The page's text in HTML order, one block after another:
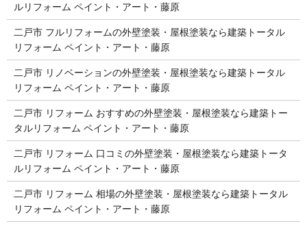
ルリフォーム ペイント・アート・藤原
二戸市 フルリフォームの外壁塗装・屋根塗装なら建築トータル
リフォーム ペイント・アート・藤原
二戸市 リノベーションの外壁塗装・屋根塗装なら建築トータル
リフォーム ペイント・アート・藤原
二戸市 リフォーム おすすめの外壁塗装・屋根塗装なら建築トー
タルリフォーム ペイント・アート・藤原
二戸市 リフォーム 口コミの外壁塗装・屋根塗装なら建築トータ
ルリフォーム ペイント・アート・藤原
二戸市 リフォーム 相場の外壁塗装・屋根塗装なら建築トータル
リフォーム ペイント・アート・藤原